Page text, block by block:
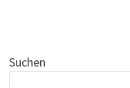
Suchen